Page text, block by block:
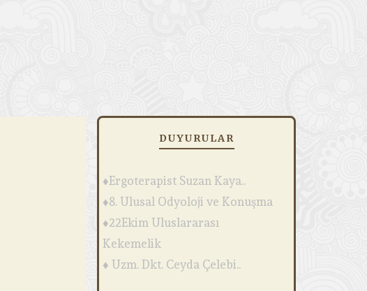
DUYURULAR
♦Ergoterapist Suzan Kaya..
♦8. Ulusal Odyoloji ve Konuşma
♦22Ekim Uluslararası
Kekemelik
♦ Uzm. Dkt. Ceyda Çelebi..